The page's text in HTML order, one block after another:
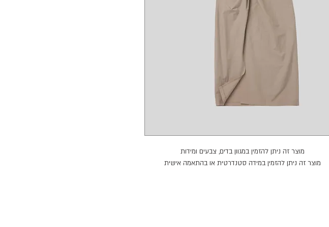
מוצר זה ניתן להזמין במגוון בדים, צבעים ומידות
מוצר זה ניתן להזמין במידה סטנדרטית או בהתאמה אישית